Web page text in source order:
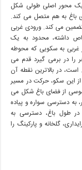
یک محور اصلی طولی شکل
باغ به هم متصل می کند.
می کند. ورودی غربی
داشته، محدود به یک
به سکویی که محوطه
را در برمی گیرد قدم می
در بالاترین نقطه آن
از این سکو، حرکت در مسیر
از فضای باغ شکل می
به دسترسی سواره و پیاده
طول باغ، دسترسی به
گلخانه و پارکینگ را